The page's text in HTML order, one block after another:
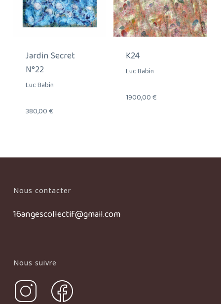
Jardin Secret
N°22
Luc Babin
380,00€
K24
Luc Babin
1900,00€
Nous contacter
16angescollectif@gmail.com
Nous suivre